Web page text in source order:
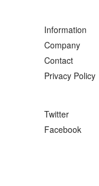
Information
Company
Contact
Privacy Policy
Twitter
Facebook